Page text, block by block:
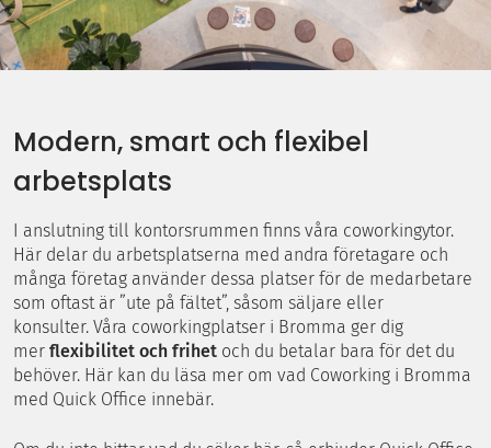
Modern, smart och flexibel
arbetsplats
I anslutning till kontorsrummen finns våra coworkingytor.
Här delar du arbetsplatserna med andra företagare och
många företag använder dessa platser för de medarbetare
som oftast är ”ute på fältet”, såsom säljare eller
konsulter. Våra coworkingplatser i Bromma ger dig
mer flexibilitet och frihet och du betalar bara för det du
behöver. Här kan du läsa mer om vad Coworking i Bromma
med Quick Office innebär.